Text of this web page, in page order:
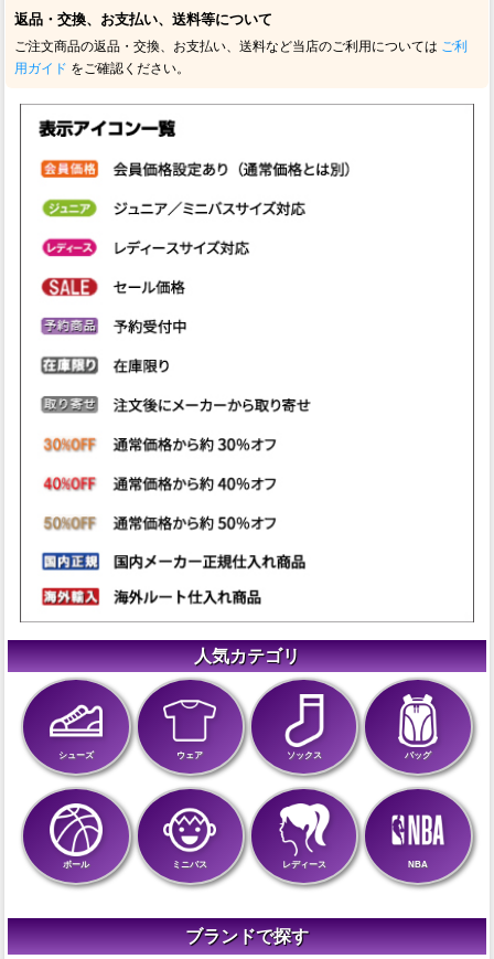
返品・交換、お支払い、送料等について
ご注文商品の返品・交換、お支払い、送料など当店のご利用については ご利
用ガイド をご確認ください。
人気カテゴリ
シューズ ウェア ソックス バッグ
ボール ミニバス レディース NBA
ブランドで探す